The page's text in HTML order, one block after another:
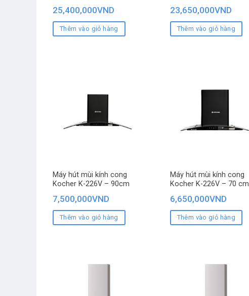
25,400,000VND
Thêm vào giỏ hàng
23,650,000VND
Thêm vào giỏ hàng
Máy hút mùi kính cong
Kocher K-226V – 90cm
7,500,000VND
Thêm vào giỏ hàng
Máy hút mùi kính cong
Kocher K-226V – 70 cm
6,650,000VND
Thêm vào giỏ hàng